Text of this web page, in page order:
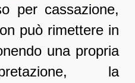
per cassazione,
può rimettere in
una propria
la